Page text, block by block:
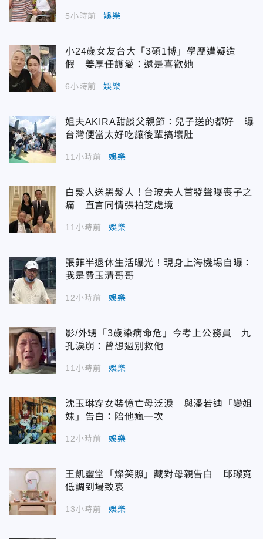
5小時前 娛樂
小24歲女友台大「3碩1博」學歷遭疑造
假 姜厚任護愛：還是喜歡她
6小時前 娛樂
姐夫AKIRA甜談父親節：兒子送的都好 曝
台灣便當太好吃讓後輩搞壞肚
11小時前 娛樂
白髮人送黑髮人！台玻夫人首發聲曝喪子之
痛 直言同情張柏芝處境
11小時前 娛樂
張菲半退休生活曝光！現身上海機場自曝：
我是費玉清哥哥
12小時前 娛樂
影/外甥「3歲染病命危」今考上公務員 九
孔淚崩：曾想過別救他
11小時前 娛樂
沈玉琳穿女裝憶亡母泛淚 與潘若迪「變姐
妹」告白：陪他瘋一次
12小時前 娛樂
王凱靈堂「燦笑照」藏對母親告白 邱瓈寬
低調到場致哀
13小時前 娛樂